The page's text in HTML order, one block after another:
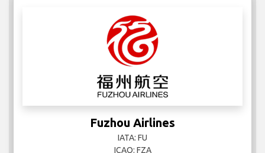
Fuzhou Airlines
IATA: FU
ICAO: FZA